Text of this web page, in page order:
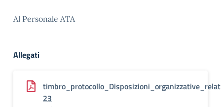
Al Personale ATA
Allegati
23